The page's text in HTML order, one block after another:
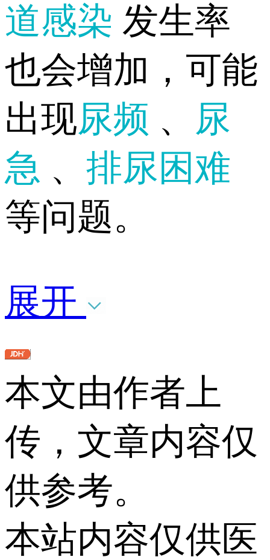
道感染 发生率
也会增加，可能
出现尿频 、
尿
急 、 排尿困难
等问题。
展开
本文由作者上
传，文章内容仅
供参考。
本站内容仅供医